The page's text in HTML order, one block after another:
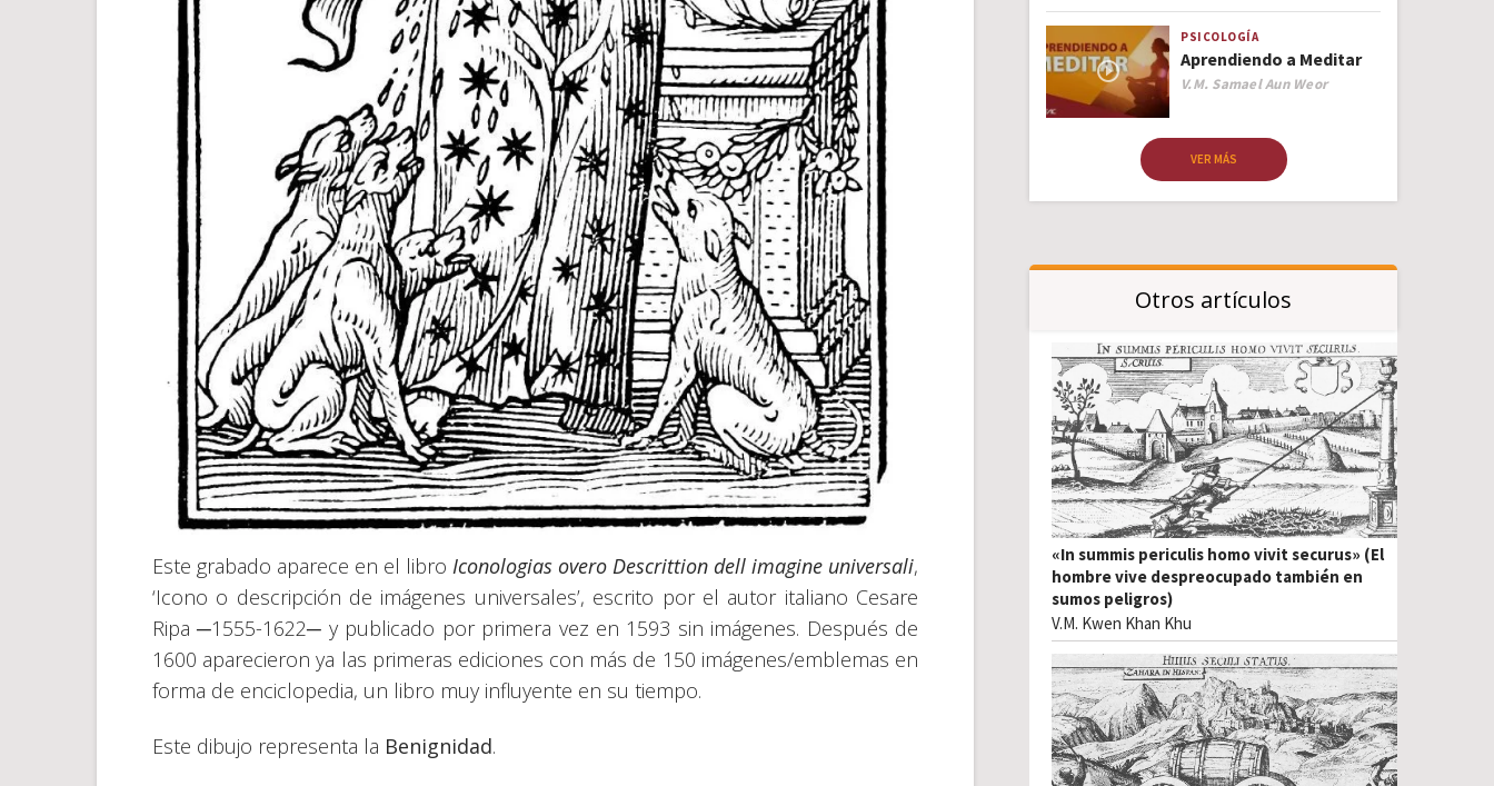
Este grabado aparece en el libro Iconologias overo Descrittion dell imagine universali,
‘Icono o descripción de imágenes universales’, escrito por el autor italiano Cesare
Ripa ─1555-1622─ y publicado por primera vez en 1593 sin imágenes. Después de
1600 aparecieron ya las primeras ediciones con más de 150 imágenes/emblemas en
forma de enciclopedia, un libro muy influyente en su tiempo.
Este dibujo representa la Benignidad.
PSICOLOGÍA
Aprendiendo a Meditar
Author
V.M. Samael Aun Weor
VER MÁS
Otros artículos
«In summis periculis homo vivit securus» (El
hombre vive despreocupado también en
sumos peligros)
V.M. Kwen Khan Khu